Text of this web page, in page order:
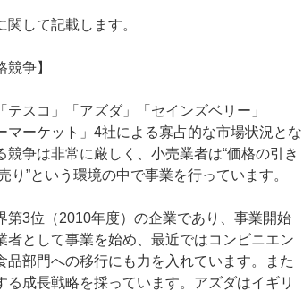
して記載します。
競争】
スコ」「アズダ」「セインズベリー」
マーケット」4社による寡占的な市場状況とな
競争は非常に厳しく、小売業者は“価格の引き
り”という環境の中で事業を行っています。
第3位（2010年度）の企業であり、事業開始
者として事業を始め、最近ではコンビニエン
品部門への移行にも力を入れています。また
る成長戦略を採っています。アズダはイギリ